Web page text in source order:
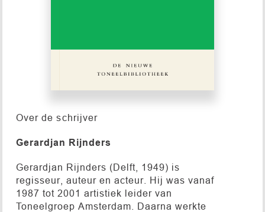
Over de schrijver
Gerardjan Rijnders
Gerardjan Rijnders (Delft, 1949) is
regisseur, auteur en acteur. Hij was vanaf
1987 tot 2001 artistiek leider van
Toneelgroep Amsterdam. Daarna werkte